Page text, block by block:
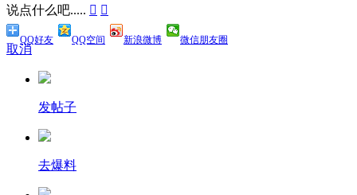
说点什么吧.....  
QQ好友 QQ空间 新浪微博 微信朋友圈
取消
发帖子
去爆料